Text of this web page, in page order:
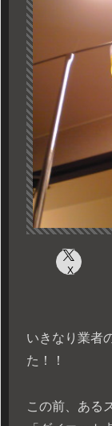
X
いきなり業者
た！！
この前、ある